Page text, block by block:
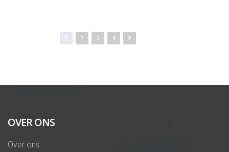
1 2 3 4
OVER ONS
Over ons